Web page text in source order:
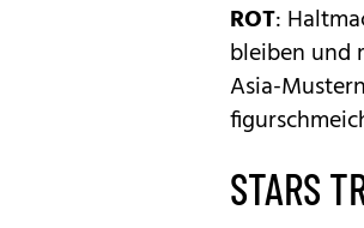
ROT:
bleiben und
Asia-
STARS